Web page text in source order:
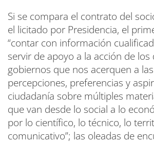
Si se compara el contrato del
el licitado por Presidencia, el
“contar con información
servir de apoyo a la acción de los
gobiernos que nos acerquen a
percepciones, preferencias y
ciudadanía sobre múltiples
que van desde lo social a lo
por lo científico, lo técnico, lo
comunicativo”; las oleadas de